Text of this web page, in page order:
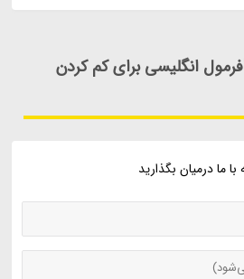
انگلیسی برای کم کردن
ما درمیان بگذارید